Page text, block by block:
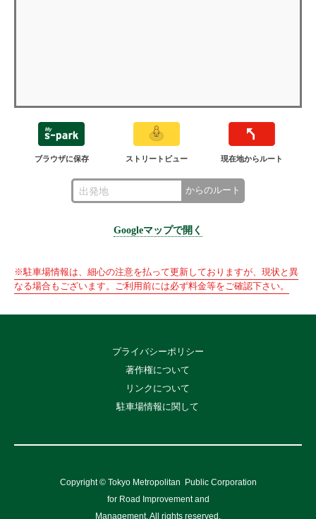
ブラウザに保存 ストリートビュー 現在地からルート
からのルート
Googleマップで開く
※駐車場情報は、細心の注意を払って更新しておりますが、現状と異
なる場合もございます。ご利用前には必ず料金等をご確認下さい。
プライバシーポリシー
著作権について
リンクについて
駐車場情報に関して
Copyright © Tokyo Metropolitan
Public Corporation
for Road Improvement and
Management, All rights reserved.